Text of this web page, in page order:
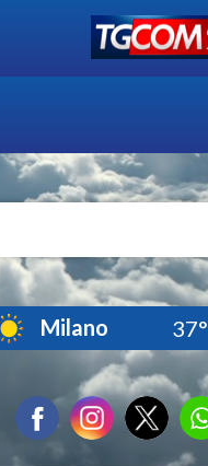
Milano 37°